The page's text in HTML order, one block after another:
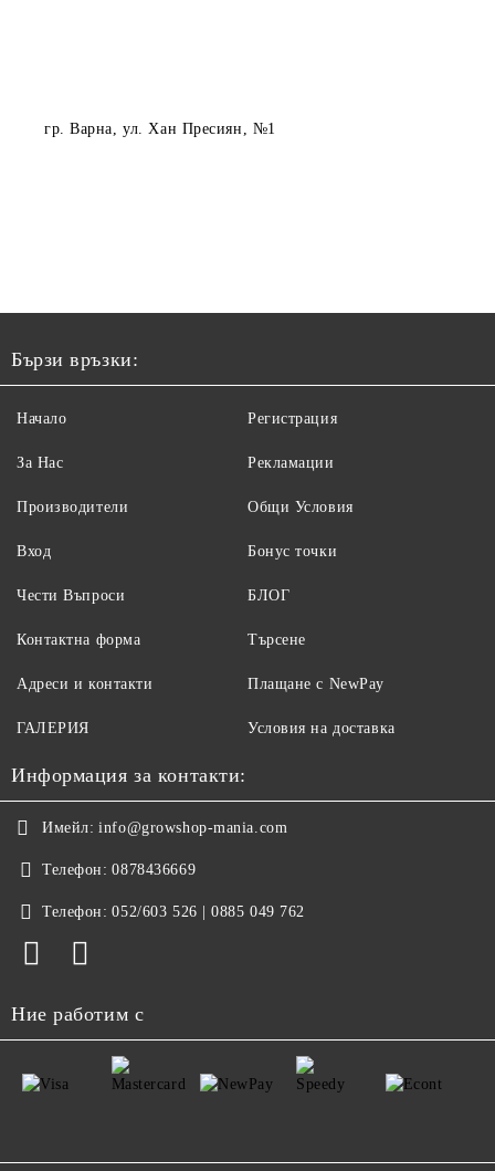
гр. Варна, ул. Хан Пресиян, №1
Бързи връзки:
Начало
За Нас
Производители
Вход
Регистрация
Рекламации
Общи Условия
Бонус точки
Чести Въпроси
Контактна форма
Адреси и контакти
ГАЛЕРИЯ
БЛОГ
Търсене
Плащане с NewPay
Условия на доставка
Информация за контакти:
Имейл: info@growshop-mania.com
Телефон: 0878436669
Телефон: 052/603 526 | 0885 049 762
Ние работим с